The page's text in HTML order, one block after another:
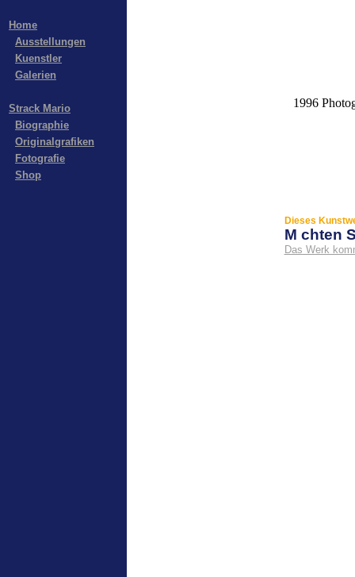
Home
Ausstellungen
Kuenstler
Galerien
Strack Mario
Biographie
Originalgrafiken
Fotografie
Shop
1996
Dieses
M chten
Das Werk